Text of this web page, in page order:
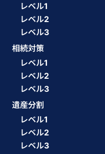
レベル1
レベル2
レベル3
相続対策
レベル1
レベル2
レベル3
遺産分割
レベル1
レベル2
レベル3